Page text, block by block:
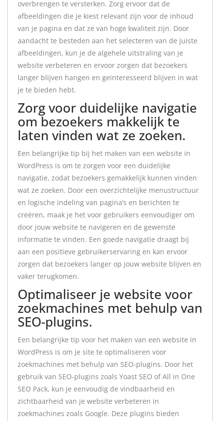
overbrengen te versterken. Zorg ervoor dat de
afbeeldingen die je kiest relevant zijn voor de inhoud
van je pagina en dat ze van hoge kwaliteit zijn. Door
aandacht te besteden aan het selecteren van de juiste
afbeeldingen, kun je de algehele uitstraling van je
website verbeteren en ervoor zorgen dat bezoekers
langer blijven hangen en geïnteresseerd blijven in wat
je te bieden hebt.
Zorg voor duidelijke navigatie
om bezoekers makkelijk te
laten vinden wat ze zoeken.
Een belangrijke tip bij het maken van een website in
WordPress is om te zorgen voor een duidelijke
navigatie, zodat bezoekers gemakkelijk kunnen vinden
wat ze zoeken. Door een overzichtelijke menustructuur
en logische indeling van pagina’s en berichten te
creëren, maak je het voor gebruikers eenvoudiger om
door jouw website te navigeren en de gewenste
informatie te vinden. Een goede navigatie draagt bij
aan een positieve gebruikerservaring en kan ervoor
zorgen dat bezoekers langer op jouw website blijven en
vaker terugkomen.
Optimaliseer je website voor
zoekmachines met behulp van
SEO-plugins.
Een belangrijke tip voor het maken van een website in
WordPress is om je site te optimaliseren voor
zoekmachines met behulp van SEO-plugins. Door het
gebruik van SEO-plugins zoals Yoast SEO of All in One
SEO Pack, kun je eenvoudig de vindbaarheid en
zichtbaarheid van je website verbeteren in
zoekmachines zoals Google. Deze plugins bieden